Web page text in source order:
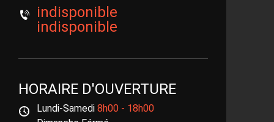
indisponible
indisponible
HORAIRE D'OUVERTURE
Lundi-Samedi 8h00 - 18h00